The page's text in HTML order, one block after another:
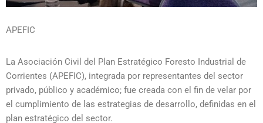
APEFIC
La Asociación Civil del Plan Estratégico Foresto Industrial de
Corrientes (APEFIC), integrada por representantes del sector
privado, público y académico; fue creada con el fin de velar por
el cumplimiento de las estrategias de desarrollo, definidas en el
plan estratégico del sector.